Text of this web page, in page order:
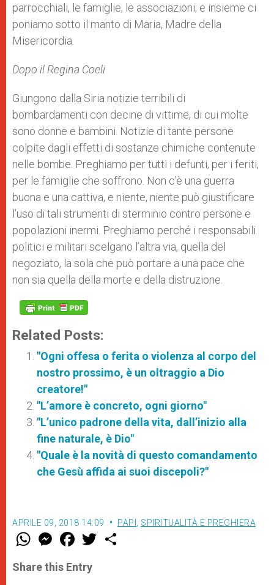
parrocchiali, le famiglie, le associazioni; e insieme ci
poniamo sotto il manto di Maria, Madre della
Misericordia.
Dopo il Regina Coeli
Giungono dalla Siria notizie terribili di
bombardamenti con decine di vittime, di cui molte
sono donne e bambini. Notizie di tante persone
colpite dagli effetti di sostanze chimiche contenute
nelle bombe. Preghiamo per tutti i defunti, per i feriti,
per le famiglie che soffrono. Non c’è una guerra
buona e una cattiva, e niente, niente può giustificare
l’uso di tali strumenti di sterminio contro persone e
popolazioni inermi. Preghiamo perché i responsabili
politici e militari scelgano l’altra via, quella del
negoziato, la sola che può portare a una pace che
non sia quella della morte e della distruzione.
Related Posts:
"Ogni offesa o ferita o violenza al corpo del
nostro prossimo, è un oltraggio a Dio
creatore!"
"L’amore è concreto, ogni giorno"
"L’unico padrone della vita, dall’inizio alla
fine naturale, è Dio"
"Quale è la novità di questo comandamento
che Gesù affida ai suoi discepoli?"
APRILE 09, 2018 14:09 PAPI SPIRITUALITÀ E PREGHIERA
W
t
s
M
e
s
e
F
a
e
b
w
Share this Entry